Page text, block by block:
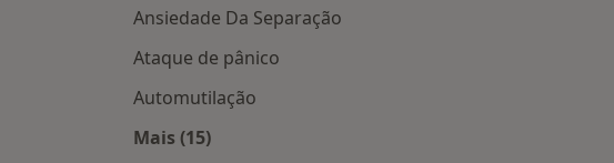
Ansiedade Da Separação
Ataque de pânico
Automutilação
Mais (15)